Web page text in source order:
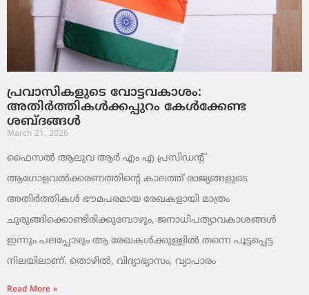
പ്രവാസികളുടെ വോട്ടവകാശം:
അതിർത്തികൾക്കപ്പുറം കേൾക്കേണ്ട
ശബ്ദങ്ങൾ
March 21, 2026
ഫൈസൽ ആലുവ ആർ എം എ പ്രസിഡന്റ്
ആഗോളവൽക്കരണത്തിന്റെ കാലത്ത് രാജ്യങ്ങളുടെ
അതിർത്തികൾ ഭൗമപരമായ രേഖകളായി മാത്രം
ചുരുങ്ങിക്കൊണ്ടിരിക്കുമ്പോഴും, ജനാധിപത്യാവകാശങ്ങൾ
ഇന്നും പലപ്പോഴും ആ രേഖകൾക്കുള്ളിൽ തന്നെ പൂട്ടപ്പെട്ട
നിലയിലാണ്. തൊഴിൽ, വിദ്യാഭ്യാസം, വ്യാപാരം
Read More »